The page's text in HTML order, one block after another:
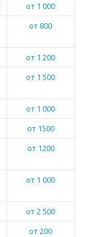
от 1 000
от 800
от 1 200
от 1 500
от 1 000
от 1500
от 1200
от 1 000
от 2 500
от 200